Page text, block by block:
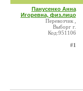
Панусенко Анна
Игоревна, физ.лицо
Перевозчик ,
Выборг г.
Код:951106
#1